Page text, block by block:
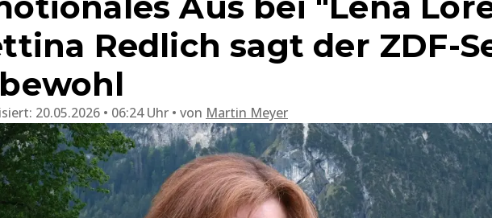
Redlich sagt der ZDF-
20.05.2026 • 06:24 Uhr von Martin Meyer